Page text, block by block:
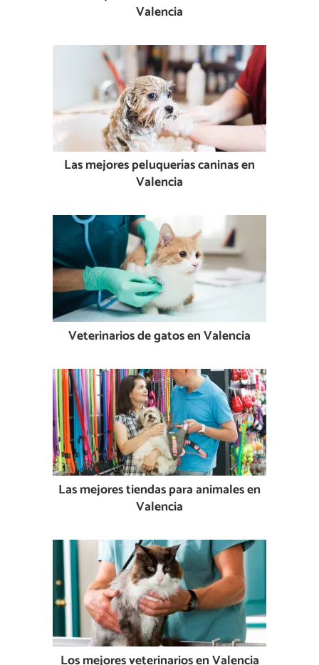
Valencia
Las mejores peluquerías caninas en
Valencia
Veterinarios de gatos en Valencia
Las mejores tiendas para animales en
Valencia